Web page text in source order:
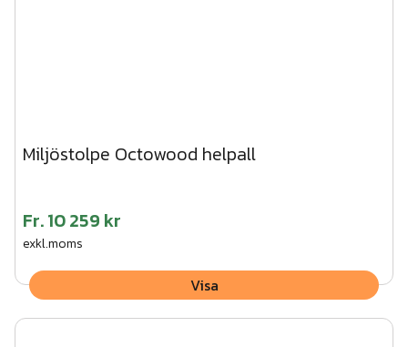
Miljöstolpe Octowood helpall
Fr.10 259 kr
exkl.moms
Visa